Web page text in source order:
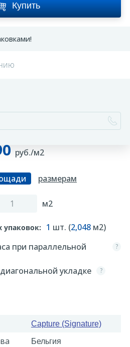
Купить
руб./м2
размерам
м2
упаковок: 1 шт. (2,048 м2)
при параллельной
?
укладке ?
Capture (Signature)
Бельгия